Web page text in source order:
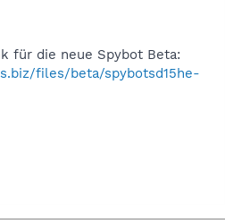
für die neue Spybot Beta:
files/beta/spybotsd15he-